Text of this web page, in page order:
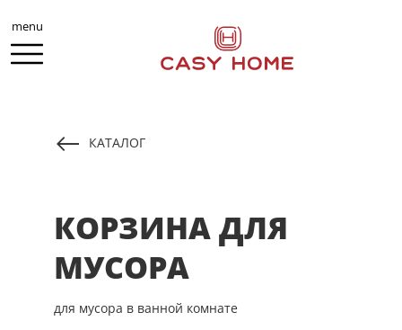
menu
КАТАЛОГ
КОРЗИНА ДЛЯ
МУСОРА
для мусора в ванной комнате